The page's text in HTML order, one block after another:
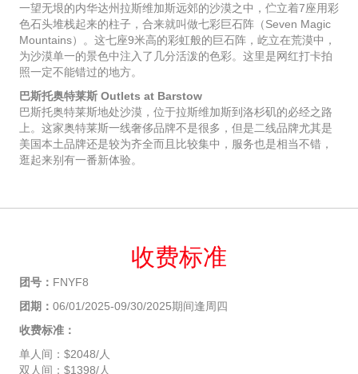
一望无垠的内华达州拉斯维加斯远郊的沙漠之中，伫立着7座用彩
色石头堆栈起来的柱子，合来就叫做七彩巨石阵（Seven Magic
Mountains）。这七座9米高的彩虹般的巨石阵，屹立在荒漠中，
为沙漠单一的景色中注入了几分活泼的色彩。这里是网红打卡拍
照一定不能错过的地方。
巴斯托奥特莱斯 Outlets at Barstow
巴斯托奥特莱斯地处沙漠，位于拉斯维加斯到洛杉矶的必经之路
上。这家奥特莱斯一线奢侈品牌不是很多，但是二线品牌尤其是
美国本土品牌还是较为齐全而且比较集中，服务也是相当不错，
逛起来别有一番新体验。
收费标准
团号： FNYF8
团期： 06/01/2025-09/30/2025期间逢周四
收费标准：
单人间：$2048/人
双人间：$1398/人